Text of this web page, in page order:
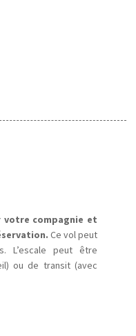
votre compagnie et
Ce vol peut
L’escale peut être
ou de transit (avec